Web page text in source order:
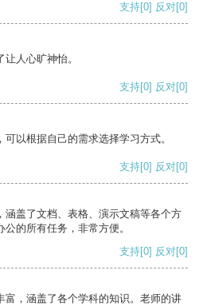
支持[0] 反对[0]
人心旷神怡。
支持[0] 反对[0]
以根据自己的需求选择学习方式。
支持[0] 反对[0]
涵盖了文档、表格、演示文稿等各个方
的所有任务，非常方便。
支持[0] 反对[0]
富，涵盖了各个学科的知识。老师的讲